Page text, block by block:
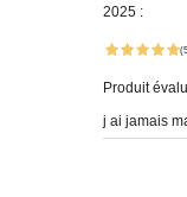
2025 :
Produit
j ai jamais